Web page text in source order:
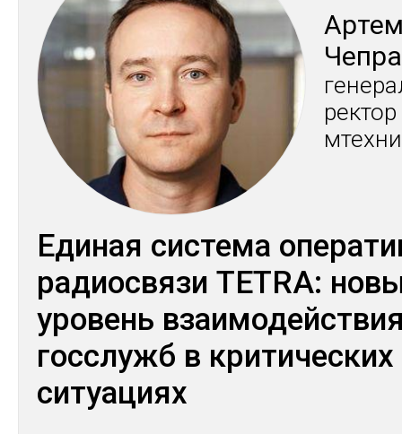
Единая система
радиосвязи TETRA:
уровень
госслужб в критических
ситуациях